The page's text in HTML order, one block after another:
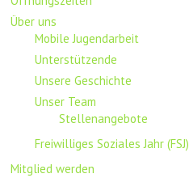
Über uns
Mobile Jugendarbeit
Unterstützende
Unsere Geschichte
Unser Team
Stellenangebote
Freiwilliges Soziales Jahr (FSJ)
Mitglied werden